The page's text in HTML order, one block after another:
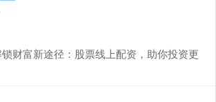
财富新途径：股票线上配资，助你投资更